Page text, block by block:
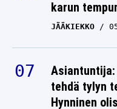
JÄÄKIEKKO
tehdä tylyn
Hynninen
KAMPPAILULAJIT